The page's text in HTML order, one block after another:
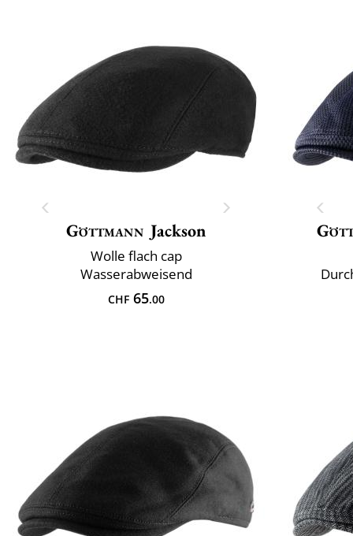
Göttmann Jackson
Wolle flach cap
Wasserabweisend
CHF65.00